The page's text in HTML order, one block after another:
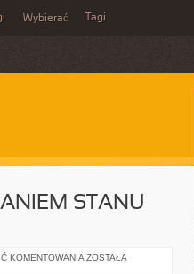
Wybierać Tagi
STANU
KOMENTOWANIA OSOBY
ZOSTAŁA